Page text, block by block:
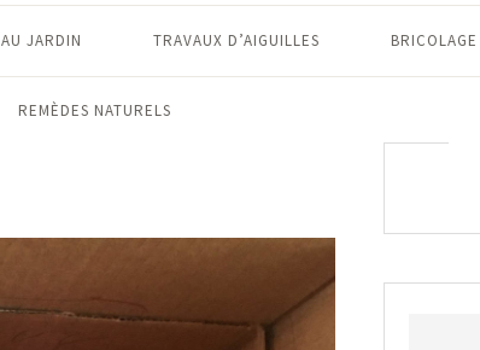
AU JARDIN TRAVAUX D’AIGUILLES BRICOLAGE
REMÈDES NATURELS